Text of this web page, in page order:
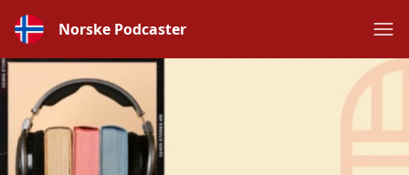
Norske Podcaster